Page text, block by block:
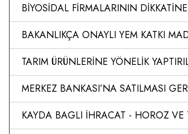
BİYOSİDAL FİRMALARININ DİKKATİNE